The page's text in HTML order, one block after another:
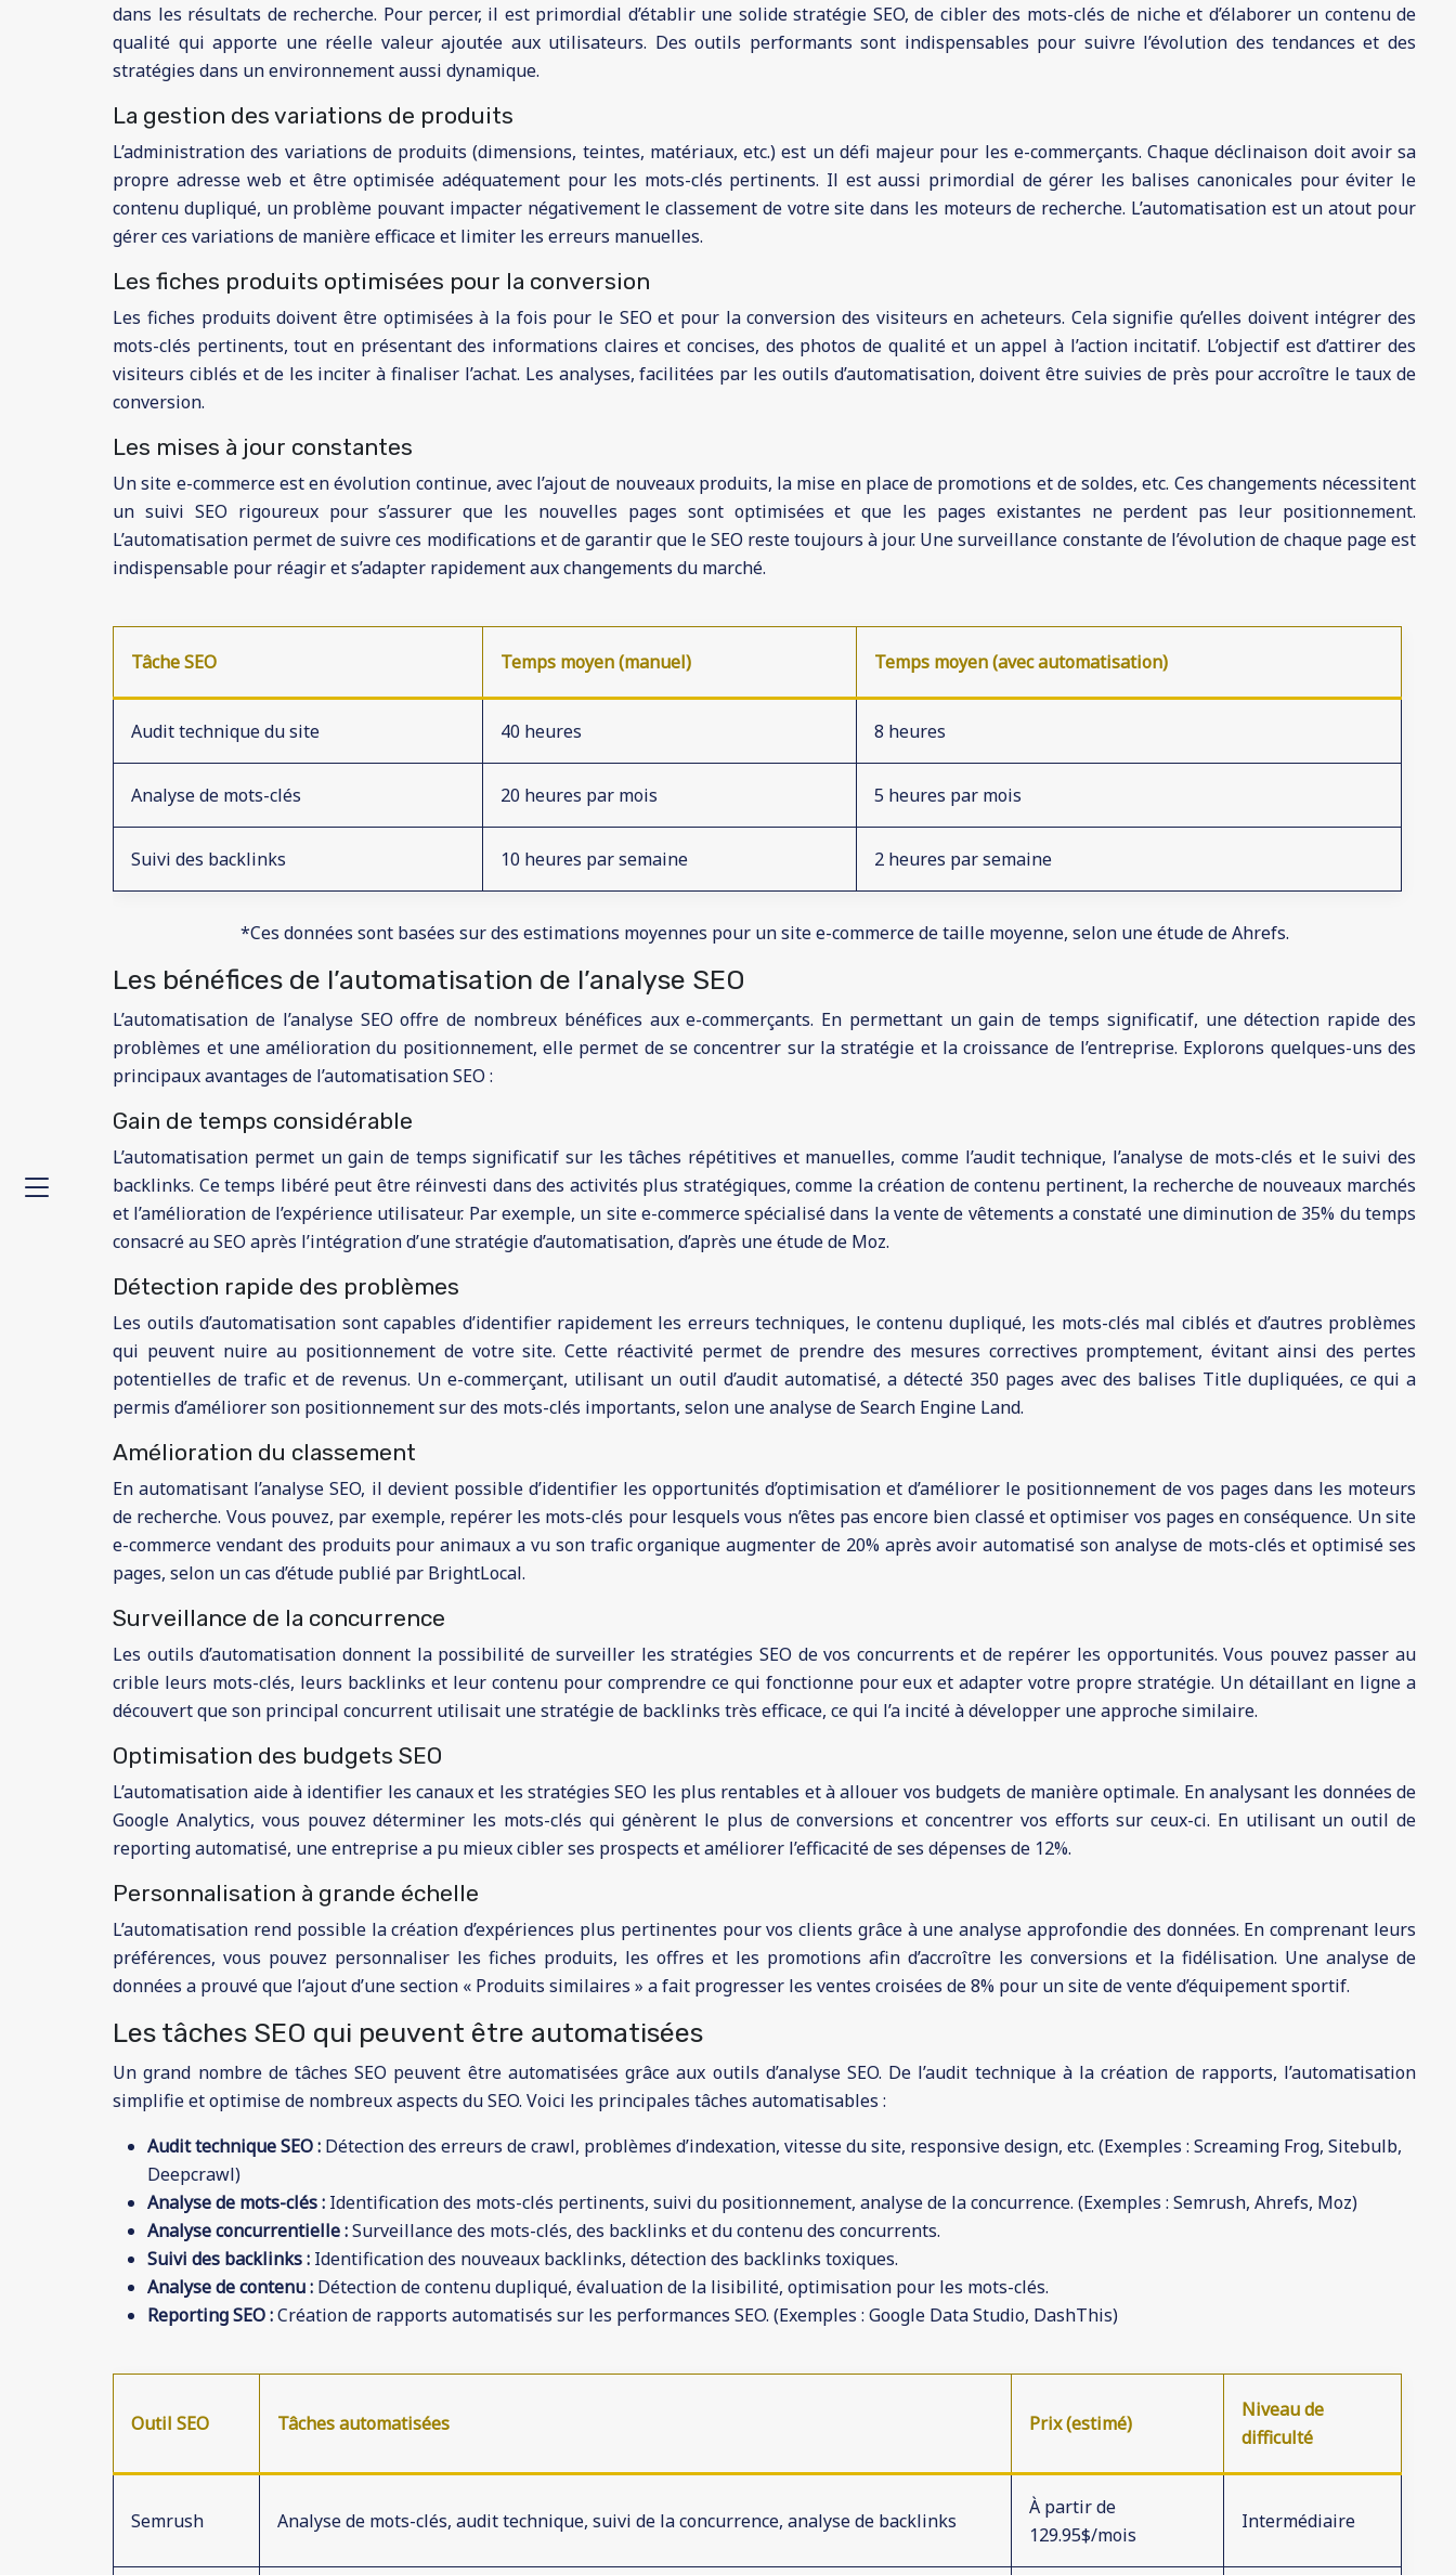
dans les résultats de recherche. Pour percer, il est primordial d’établir une solide stratégie SEO, de cibler des mots-clés de niche et d’élaborer un contenu de
qualité qui apporte une réelle valeur ajoutée aux utilisateurs. Des outils performants sont indispensables pour suivre l’évolution des tendances et des
stratégies dans un environnement aussi dynamique.
La gestion des variations de produits
L’administration des variations de produits (dimensions, teintes, matériaux, etc.) est un défi majeur pour les e-commerçants. Chaque déclinaison doit avoir sa
propre adresse web et être optimisée adéquatement pour les mots-clés pertinents. Il est aussi primordial de gérer les balises canonicales pour éviter le
contenu dupliqué, un problème pouvant impacter négativement le classement de votre site dans les moteurs de recherche. L’automatisation est un atout pour
gérer ces variations de manière efficace et limiter les erreurs manuelles.
Les fiches produits optimisées pour la conversion
Les fiches produits doivent être optimisées à la fois pour le SEO et pour la conversion des visiteurs en acheteurs. Cela signifie qu’elles doivent intégrer des
mots-clés pertinents, tout en présentant des informations claires et concises, des photos de qualité et un appel à l’action incitatif. L’objectif est d’attirer des
visiteurs ciblés et de les inciter à finaliser l’achat. Les analyses, facilitées par les outils d’automatisation, doivent être suivies de près pour accroître le taux de
conversion.
Les mises à jour constantes
Un site e-commerce est en évolution continue, avec l’ajout de nouveaux produits, la mise en place de promotions et de soldes, etc. Ces changements nécessitent
un suivi SEO rigoureux pour s’assurer que les nouvelles pages sont optimisées et que les pages existantes ne perdent pas leur positionnement.
L’automatisation permet de suivre ces modifications et de garantir que le SEO reste toujours à jour. Une surveillance constante de l’évolution de chaque page est
indispensable pour réagir et s’adapter rapidement aux changements du marché.
Tâche SEO Temps moyen (manuel) Temps moyen (avec automatisation)
Audit technique du site 40 heures 8 heures
Analyse de mots-clés 20 heures par mois 5 heures par mois
Suivi des backlinks 10 heures par semaine 2 heures par semaine
*Ces données sont basées sur des estimations moyennes pour un site e-commerce de taille moyenne, selon une étude de Ahrefs.
Les bénéfices de l’automatisation de l’analyse SEO
L’automatisation de l’analyse SEO offre de nombreux bénéfices aux e-commerçants. En permettant un gain de temps significatif, une détection rapide des
problèmes et une amélioration du positionnement, elle permet de se concentrer sur la stratégie et la croissance de l’entreprise. Explorons quelques-uns des
principaux avantages de l’automatisation SEO :
Gain de temps considérable
L’automatisation permet un gain de temps significatif sur les tâches répétitives et manuelles, comme l’audit technique, l’analyse de mots-clés et le suivi des
backlinks. Ce temps libéré peut être réinvesti dans des activités plus stratégiques, comme la création de contenu pertinent, la recherche de nouveaux marchés
et l’amélioration de l’expérience utilisateur. Par exemple, un site e-commerce spécialisé dans la vente de vêtements a constaté une diminution de 35% du temps
consacré au SEO après l’intégration d’une stratégie d’automatisation, d’après une étude de Moz.
Détection rapide des problèmes
Les outils d’automatisation sont capables d’identifier rapidement les erreurs techniques, le contenu dupliqué, les mots-clés mal ciblés et d’autres problèmes
qui peuvent nuire au positionnement de votre site. Cette réactivité permet de prendre des mesures correctives promptement, évitant ainsi des pertes
potentielles de trafic et de revenus. Un e-commerçant, utilisant un outil d’audit automatisé, a détecté 350 pages avec des balises Title dupliquées, ce qui a
permis d’améliorer son positionnement sur des mots-clés importants, selon une analyse de Search Engine Land.
Amélioration du classement
En automatisant l’analyse SEO, il devient possible d’identifier les opportunités d’optimisation et d’améliorer le positionnement de vos pages dans les moteurs
de recherche. Vous pouvez, par exemple, repérer les mots-clés pour lesquels vous n’êtes pas encore bien classé et optimiser vos pages en conséquence. Un site
e-commerce vendant des produits pour animaux a vu son trafic organique augmenter de 20% après avoir automatisé son analyse de mots-clés et optimisé ses
pages, selon un cas d’étude publié par BrightLocal.
Surveillance de la concurrence
Les outils d’automatisation donnent la possibilité de surveiller les stratégies SEO de vos concurrents et de repérer les opportunités. Vous pouvez passer au
crible leurs mots-clés, leurs backlinks et leur contenu pour comprendre ce qui fonctionne pour eux et adapter votre propre stratégie. Un détaillant en ligne a
découvert que son principal concurrent utilisait une stratégie de backlinks très efficace, ce qui l’a incité à développer une approche similaire.
Optimisation des budgets SEO
L’automatisation aide à identifier les canaux et les stratégies SEO les plus rentables et à allouer vos budgets de manière optimale. En analysant les données de
Google Analytics, vous pouvez déterminer les mots-clés qui génèrent le plus de conversions et concentrer vos efforts sur ceux-ci. En utilisant un outil de
reporting automatisé, une entreprise a pu mieux cibler ses prospects et améliorer l’efficacité de ses dépenses de 12%.
Personnalisation à grande échelle
L’automatisation rend possible la création d’expériences plus pertinentes pour vos clients grâce à une analyse approfondie des données. En comprenant leurs
préférences, vous pouvez personnaliser les fiches produits, les offres et les promotions afin d’accroître les conversions et la fidélisation. Une analyse de
données a prouvé que l’ajout d’une section « Produits similaires » a fait progresser les ventes croisées de 8% pour un site de vente d’équipement sportif.
Les tâches SEO qui peuvent être automatisées
Un grand nombre de tâches SEO peuvent être automatisées grâce aux outils d’analyse SEO. De l’audit technique à la création de rapports, l’automatisation
simplifie et optimise de nombreux aspects du SEO. Voici les principales tâches automatisables :
Audit technique SEO : Détection des erreurs de crawl, problèmes d’indexation, vitesse du site, responsive design, etc. (Exemples : Screaming Frog, Sitebulb,
Deepcrawl)
Analyse de mots-clés : Identification des mots-clés pertinents, suivi du positionnement, analyse de la concurrence. (Exemples : Semrush, Ahrefs, Moz)
Analyse concurrentielle :Surveillance des mots-clés, des backlinks et du contenu des concurrents.
Suivi des backlinks : Identification des nouveaux backlinks, détection des backlinks toxiques.
Analyse de contenu : Détection de contenu dupliqué, évaluation de la lisibilité, optimisation pour les mots-clés.
Reporting SEO :Création de rapports automatisés sur les performances SEO. (Exemples : Google Data Studio, DashThis)
Outil SEO Tâches automatisées Prix (estimé)
Niveau de
difficulté
Semrush Analyse de mots-clés, audit technique, suivi de la concurrence, analyse de backlinks
À partir de
129.95$/mois
Intermédiaire